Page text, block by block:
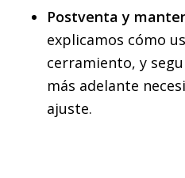
Postventa y
explicamos cómo
cerramiento, y
más adelante
ajuste.